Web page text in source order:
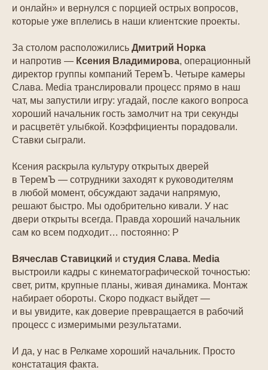
и онлайн» и вернулся с порцией острых вопросов,
которые уже вплелись в наши клиентские проекты.
За столом расположились Дмитрий Норка
и напротив — Ксения Владимирова, операционный
директор группы компаний ТеремЪ. Четыре камеры
Слава. Media транслировали процесс прямо в наш
чат, мы запустили игру: угадай, после какого вопроса
хороший начальник гость замолчит на три секунды
и расцветёт улыбкой. Коэффициенты порадовали.
Ставки сыграли.
Ксения раскрыла культуру открытых дверей
в ТеремЪ — сотрудники заходят к руководителям
в любой момент, обсуждают задачи напрямую,
решают быстро. Мы одобрительно кивали. У нас
двери открыты всегда. Правда хороший начальник
сам ко всем подходит… постоянно: Р
Вячеслав Ставицкий и студия Слава. Media
выстроили кадры с кинематографической точностью:
свет, ритм, крупные планы, живая динамика. Монтаж
набирает обороты. Скоро подкаст выйдет —
и вы увидите, как доверие превращается в рабочий
процесс с измеримыми результатами.
И да, у нас в Релкаме хороший начальник. Просто
констатация факта.